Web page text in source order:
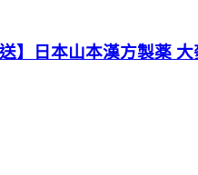
送】日本山本漢方製薬